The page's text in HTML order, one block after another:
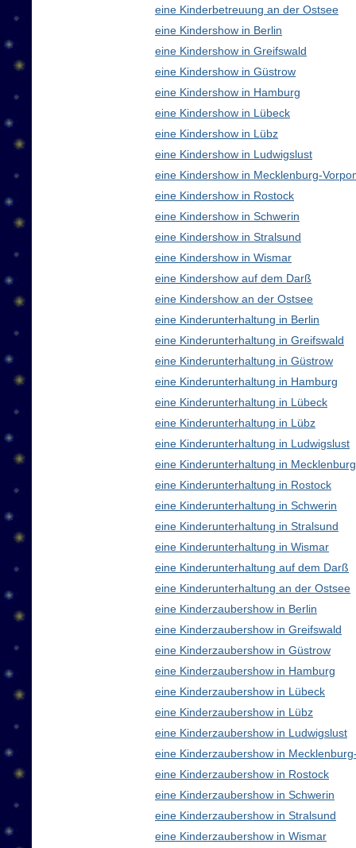
eine Kinderbetreuung an der Ostsee
eine Kindershow in Berlin
eine Kindershow in Greifswald
eine Kindershow in Güstrow
eine Kindershow in Hamburg
eine Kindershow in Lübeck
eine Kindershow in Lübz
eine Kindershow in Ludwigslust
eine Kindershow in Mecklenburg-
eine Kindershow in Rostock
eine Kindershow in Schwerin
eine Kindershow in Stralsund
eine Kindershow in Wismar
eine Kindershow auf dem Darß
eine Kindershow an der Ostsee
eine Kinderunterhaltung in Berlin
eine Kinderunterhaltung in Greifswald
eine Kinderunterhaltung in Güstrow
eine Kinderunterhaltung in Hamburg
eine Kinderunterhaltung in Lübeck
eine Kinderunterhaltung in Lübz
eine Kinderunterhaltung in Ludwigslust
eine Kinderunterhaltung in
eine Kinderunterhaltung in Rostock
eine Kinderunterhaltung in Schwerin
eine Kinderunterhaltung in Stralsund
eine Kinderunterhaltung in Wismar
eine Kinderunterhaltung auf dem Darß
eine Kinderunterhaltung an der Ostsee
eine Kinderzaubershow in Berlin
eine Kinderzaubershow in Greifswald
eine Kinderzaubershow in Güstrow
eine Kinderzaubershow in Hamburg
eine Kinderzaubershow in Lübeck
eine Kinderzaubershow in Lübz
eine Kinderzaubershow in Ludwigslust
eine Kinderzaubershow in
eine Kinderzaubershow in Rostock
eine Kinderzaubershow in Schwerin
eine Kinderzaubershow in Stralsund
eine Kinderzaubershow in Wismar